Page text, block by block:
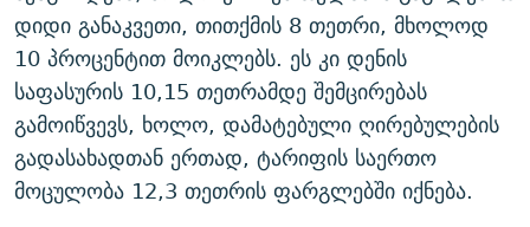
დიდი განაკვეთი, თითქმის 8 თეთრი, მხოლოდ
10 პროცენტით მოიკლებს. ეს კი დენის
საფასურის 10,15 თეთრამდე შემცირებას
გამოიწვევს, ხოლო, დამატებული ღირებულების
გადასახადთან ერთად, ტარიფის საერთო
მოცულობა 12,3 თეთრის ფარგლებში იქნება.